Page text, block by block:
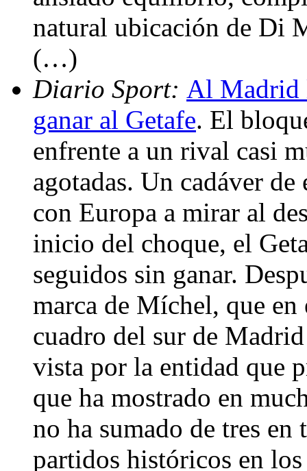
natural ubicación de Di
(…)
Diario Sport: Al Madrid
ganar al Getafe. El
enfrente a un rival casi
agotadas. Un cadáver
con Europa a mirar al
inicio del choque, el
seguidos sin ganar.
marca de Míchel, que
cuadro del sur de
vista por la entidad que
que ha mostrado en
no ha sumado de tres
partidos históricos en